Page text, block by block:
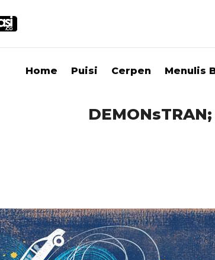
Home Puisi Cerpen Menulis